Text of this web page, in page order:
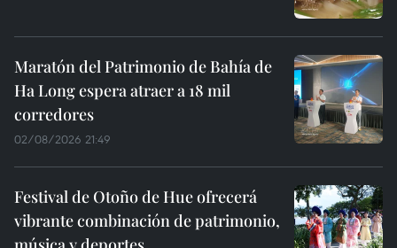
Maratón del Patrimonio de Bahía de
Ha Long espera atraer a 18 mil
corredores
02/08/2026 21:49
Festival de Otoño de Hue ofrecerá
vibrante combinación de patrimonio,